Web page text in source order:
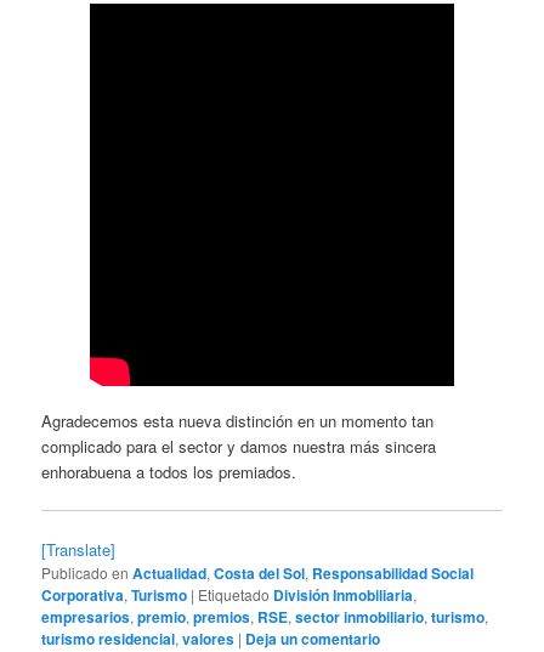
Agradecemos esta nueva distinción en un momento tan
complicado para el sector y damos nuestra más sincera
enhorabuena a todos los premiados.
[Translate]
Publicado en Actualidad,Costa del Sol, Responsabilidad Social
Corporativa,Turismo | Etiquetado División Inmobiliaria,
empresarios,premio,premios, RSE,sector inmobiliario,turismo,
turismo residencial,valores | Deja un comentario